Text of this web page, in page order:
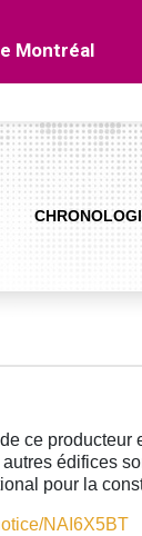
Montréal
ce
édifices
pour la
NAI6X5BT